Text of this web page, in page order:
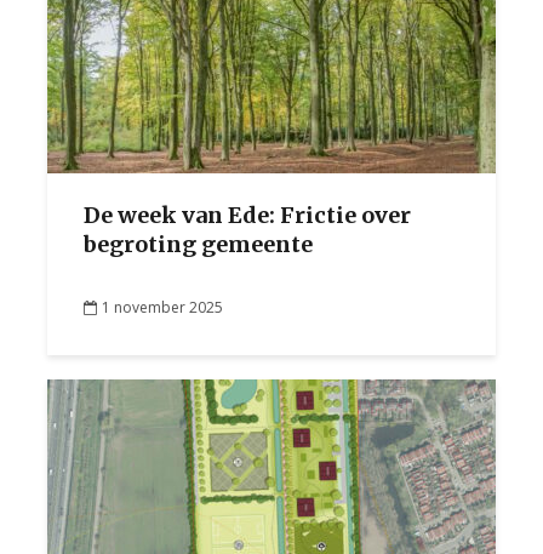
De week van Ede: Frictie over
begroting gemeente
1 november 2025